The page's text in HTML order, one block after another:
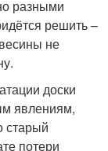
разными
решить –
не
доски
явлениям,
старый
потери